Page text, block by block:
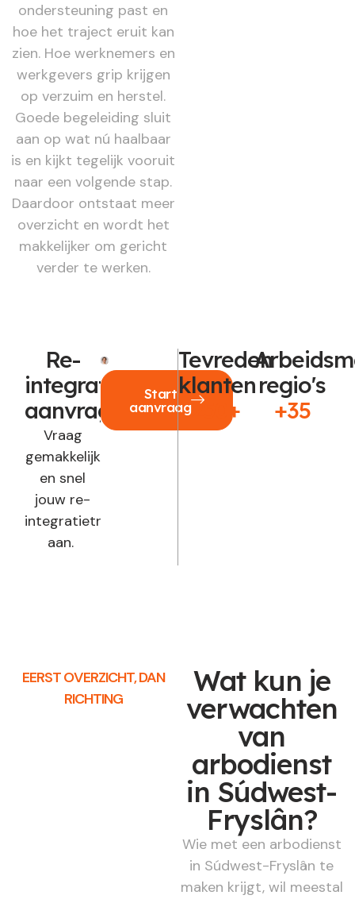
ondersteuning past en
hoe het traject eruit kan
zien. Hoe werknemers en
werkgevers grip krijgen
op verzuim en herstel.
Goede begeleiding sluit
aan op wat nú haalbaar
is en kijkt tegelijk vooruit
naar een volgende stap.
Daardoor ontstaat meer
overzicht en wordt het
makkelijker om gericht
verder te werken.
Re-
integratie
aanvragen?
Vraag
gemakkelijk
en snel
jouw re-
integratietraject
aan.
Start
aanvraag
Tevreden
klanten
250+
regio's
+35
EERST OVERZICHT, DAN
RICHTING
Wat kun je
verwachten
van
arbodienst
in Súdwest-
Fryslân?
Wie met een arbodienst
in Súdwest-Fryslân te
maken krijgt, wil meestal